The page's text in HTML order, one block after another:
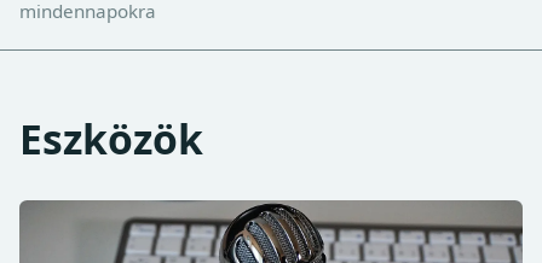
mindennapokra
Eszközök